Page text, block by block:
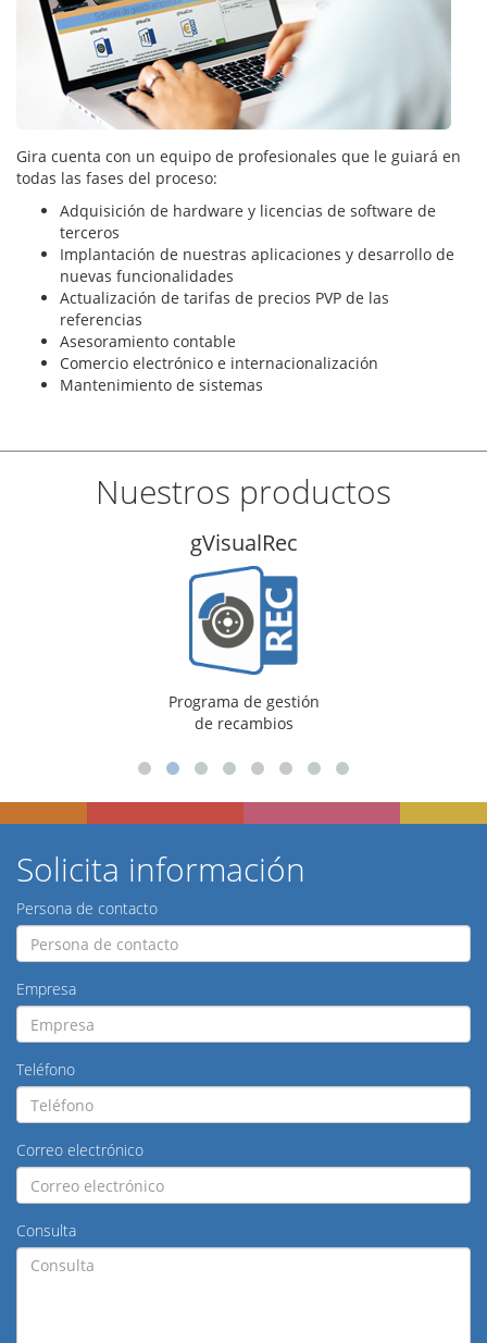
Gira cuenta con un equipo de profesionales que le guiará en
todas las fases del proceso:
Adquisición de hardware y licencias de software de
terceros
Implantación de nuestras aplicaciones y desarrollo de
nuevas funcionalidades
Actualización de tarifas de precios PVP de las
referencias
Asesoramiento contable
Comercio electrónico e internacionalización
Mantenimiento de sistemas
Nuestros productos
Programa de gestión
Solicita información
Persona de contacto
Empresa
Teléfono
Correo electrónico
Consulta